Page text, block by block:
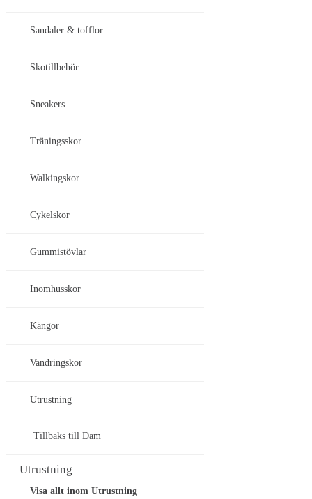
Sandaler & tofflor
Skotillbehör
Sneakers
Träningsskor
Walkingskor
Cykelskor
Gummistövlar
Inomhusskor
Kängor
Vandringskor
Utrustning
Tillbaks till Dam
Utrustning
Visa allt inom Utrustning